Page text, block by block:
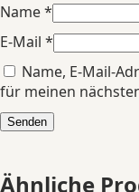
Name*
E-Mail *
Name, E-Mail-
für meinen
Ähnliche